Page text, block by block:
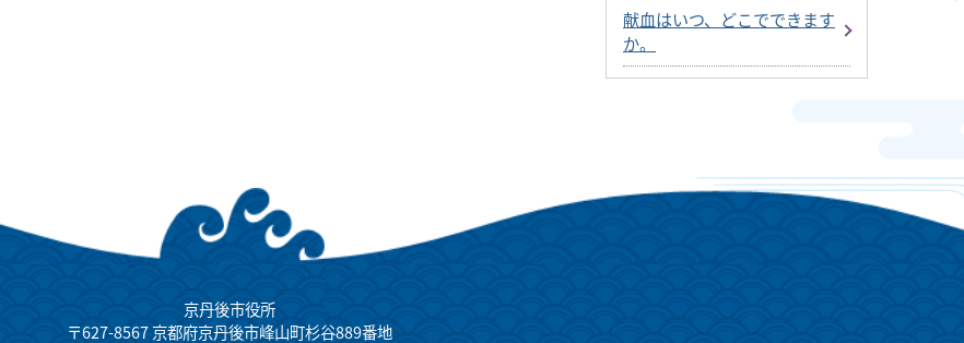
献血はいつ、どこでできます
か。
京丹後市役所
〒627-8567 京都府京丹後市峰山町杉谷889番地